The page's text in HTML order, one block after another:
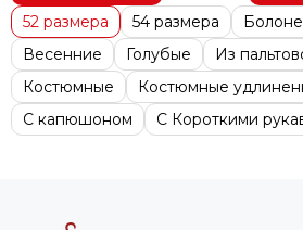
52 размера
54 размера
Весенние
Голубые
Из
Костюмные
Костюмные
С капюшоном
С Короткими